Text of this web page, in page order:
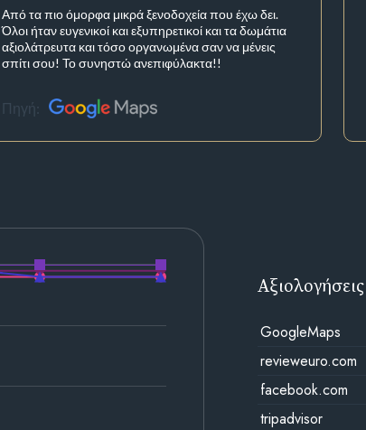
Από τα πιο όμορφα μικρά ξενοδοχεία που έχω δει.
Όλοι ήταν ευγενικοί και εξυπηρετικοί και τα δωμάτια
αξιολάτρευτα και τόσο οργανωμένα σαν να μένεις
σπίτι σου! Το συνηστώ ανεπιφύλακτα!!
Πηγή:
Αξιολογήσεις
GoogleMaps
revieweuro.com
facebook.com
tripadvisor